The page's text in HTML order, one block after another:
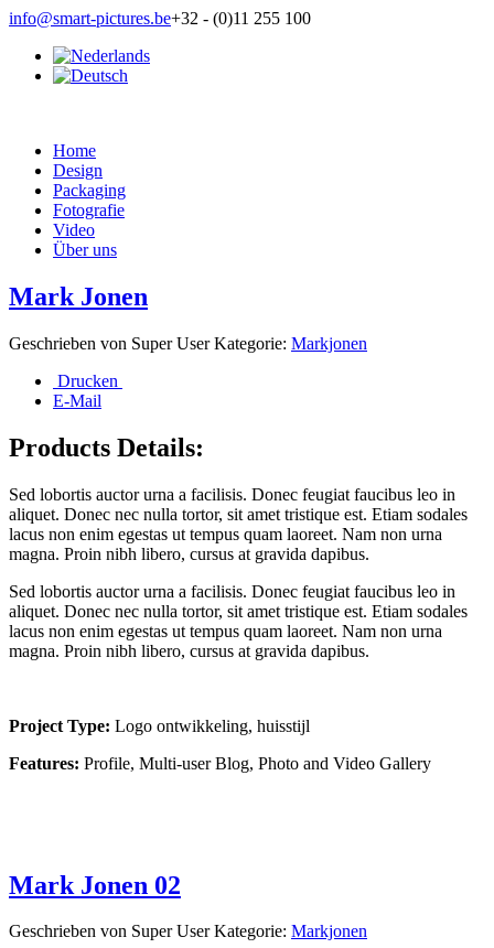
info@smart-pictures.be+32 - (0)11 255 100
Home
Design
Packaging
Fotografie
Video
Über uns
Mark Jonen
Geschrieben von Super User Kategorie: Markjonen
Drucken
E-Mail
Products Details:
Sed lobortis auctor urna a facilisis. Donec feugiat faucibus leo in
aliquet. Donec nec nulla tortor, sit amet tristique est. Etiam sodales
lacus non enim egestas ut tempus quam laoreet. Nam non urna
magna. Proin nibh libero, cursus at gravida dapibus.
Sed lobortis auctor urna a facilisis. Donec feugiat faucibus leo in
aliquet. Donec nec nulla tortor, sit amet tristique est. Etiam sodales
lacus non enim egestas ut tempus quam laoreet. Nam non urna
magna. Proin nibh libero, cursus at gravida dapibus.
Project Type: Logo ontwikkeling, huisstijl
Features: Profile, Multi-user Blog, Photo and Video Gallery
Mark Jonen 02
Geschrieben von Super User Kategorie: Markjonen